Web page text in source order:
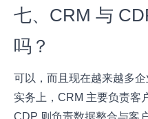
七、CRM 与
吗？
可以，而且现在越来越多
实务上，CRM 主要负责客
CDP 则负责数据整合与客